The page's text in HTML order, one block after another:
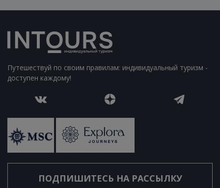
Путешествуй по своим правилам: индивидуальный туризм -
доступен каждому!
ПОДПИШИТЕСЬ НА РАССЫЛКУ